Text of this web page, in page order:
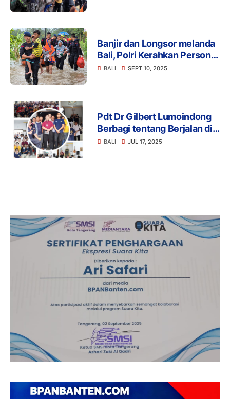
Banjir dan Longsor melanda
Bali, Polri Kerahkan Personel
Bantu Penanganan
BALI SEPT 10, 2025
Pdt Dr Gilbert Lumoindong
Berbagi tentang Berjalan di
Atas Air di Lapas Narkotika
BALI JUL 17, 2025